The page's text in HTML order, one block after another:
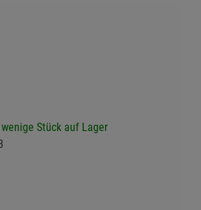
Stück auf Lager